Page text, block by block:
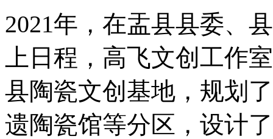
2021年，在盂县县委、
上日程，高飞文创工作
县陶瓷文创基地，规划
遗陶瓷馆等分区，设计